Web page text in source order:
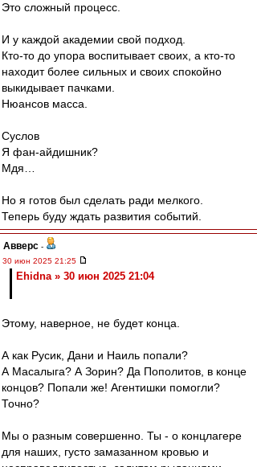
Это сложный процесс.
И у каждой академии свой подход.
Кто-то до упора воспитывает своих, а кто-то
находит более сильных и своих спокойно
выкидывает пачками.
Нюансов масса.
Суслов
Я фан-айдишник?
Мдя…
Но я готов был сделать ради мелкого.
Теперь буду ждать развития событий.
Авверс -
30 июн 2025 21:25
Ehidna » 30 июн 2025 21:04
Этому, наверное, не будет конца.
А как Русик, Дани и Наиль попали?
А Масалыга? А Зорин? Да Пополитов, в конце
концов? Попали же! Агентишки помогли?
Точно?
Мы о разным совершенно. Ты - о концлагере
для наших, густо замазанном кровью и